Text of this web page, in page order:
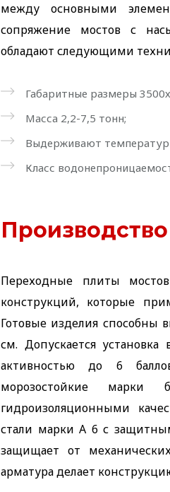
между основными
сопряжение мостов с
обладают следующими
Габаритные размеры
Масса 2,2-7,5 тонн;
Выдерживают температур
Класс
Производство
Переходные плиты
конструкций, которые
Готовые изделия способны
см. Допускается
активностью до 6
морозостойкие
гидроизоляционными
стали марки А 6 с
защищает от
арматура делает